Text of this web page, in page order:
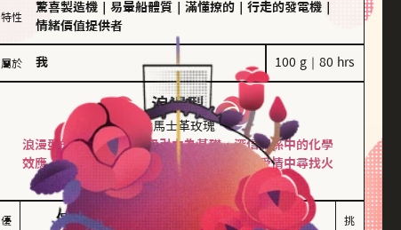
特性
驚喜製造機 易暈船體質 滿懂撩的 行走的發電機
情緒價值提供者
屬於 我 100 g｜80 hrs
浪漫型
大馬士革玫瑰
浪漫型的人以激情與性吸引力為基礎，深信關係中的化學
效應，認為每次相遇都是命中註定。傾向在愛情中尋找火
花，經常表達對另一半的愛意和讚美。
優
保持戀愛新鮮感
情緒起伏較大
挑